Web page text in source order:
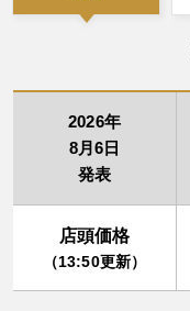
2026年
8月6日
発表
店頭価格
（13:50更新）